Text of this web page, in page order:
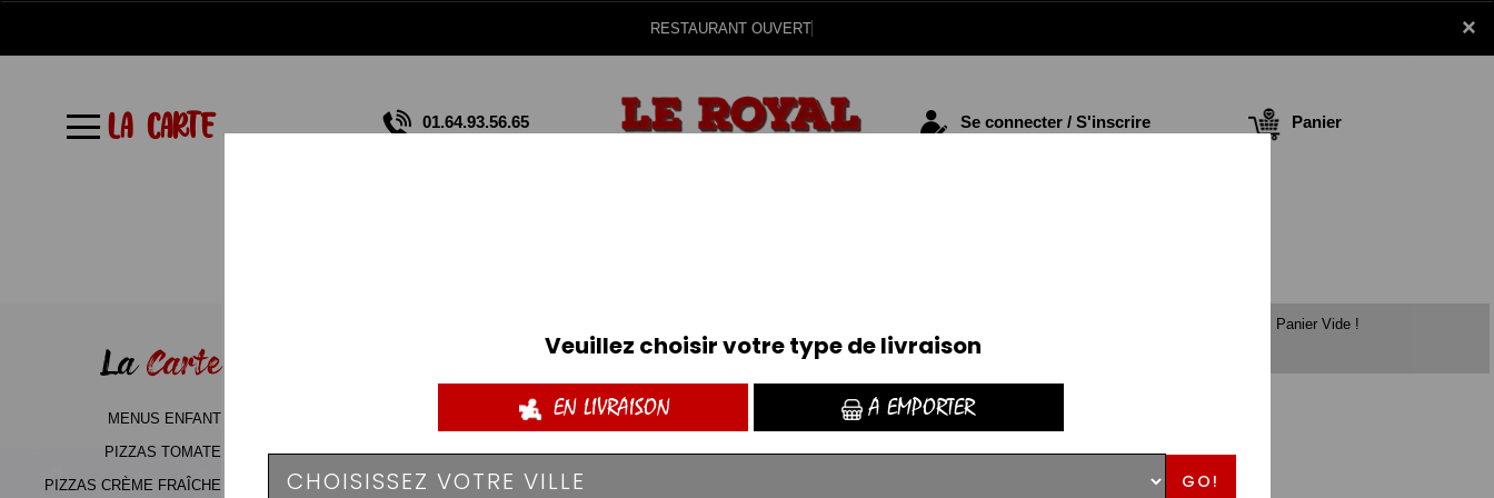
×
RESTAURANT OUVERT
LA CARTE 01.64.93.56.65 Se connecter / S'inscrire Panier
Emporter
Mentions
Mobile
Programme
LaCarte
MENUS ENFANT
PIZZAS TOMATE
PIZZAS CRÈME FRAÎCHE
SALADES Panier Vide !